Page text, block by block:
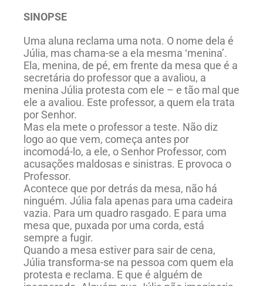
SINOPSE
Uma aluna reclama uma nota. O nome dela é
Júlia, mas chama-se a ela mesma ‘menina’.
Ela, menina, de pé, em frente da mesa que é a
secretária do professor que a avaliou, a
menina Júlia protesta com ele – e tão mal que
ele a avaliou. Este professor, a quem ela trata
por Senhor.
Mas ela mete o professor a teste. Não diz
logo ao que vem, começa antes por
incomodá-lo, a ele, o Senhor Professor, com
acusações maldosas e sinistras. E provoca o
Professor.
Acontece que por detrás da mesa, não há
ninguém. Júlia fala apenas para uma cadeira
vazia. Para um quadro rasgado. E para uma
mesa que, puxada por uma corda, está
sempre a fugir.
Quando a mesa estiver para sair de cena,
Júlia transforma-se na pessoa com quem ela
protesta e reclama. E que é alguém de